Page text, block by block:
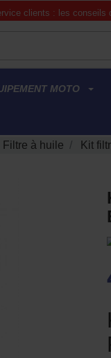
clients : les conseils
MOTO
Filtre à huile Kit